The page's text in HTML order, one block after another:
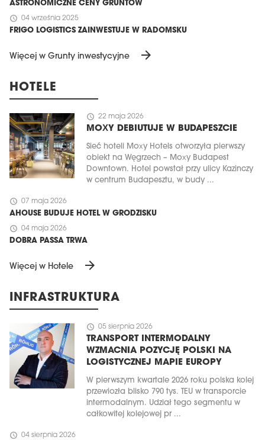
ASTRONOMICZNE CENY GRUNTÓW
schedule 04 września 2025
FRIGO LOGISTICS ZAINWESTUJE W RADOMSKU
Więcej w Grunty inwestycyjne arrow_forward
HOTELE
schedule 22 maja 2026
MOXY DEBIUTUJE W BUDAPESZCIE
Sieć hoteli Moxy Hotels otworzyła pierwszy
obiekt na Węgrzech – Moxy Budapest
Downtown. Hotel powstał przy ulicy Kazinczy
w centrum Budapesztu, w budy ...
schedule 07 maja 2026
AHOUSE BUDUJE HOTEL W GRODZISKU
schedule 04 maja 2026
DOBRA PASSA TRWA
Więcej w Hotele arrow_forward
INFRASTRUKTURA
schedule 05 sierpnia 2026
TRANSPORT INTERMODALNY
WZMACNIA POZYCJĘ POLSKI NA
LOGISTYCZNEJ MAPIE EUROPY
W pierwszym kwartale 2026 roku polska kolej
przewiozła blisko 790 tys. TEU w transporcie
intermodalnym. Udział tego segmentu w
całkowitej kolejowej pr ...
schedule 04 sierpnia 2026